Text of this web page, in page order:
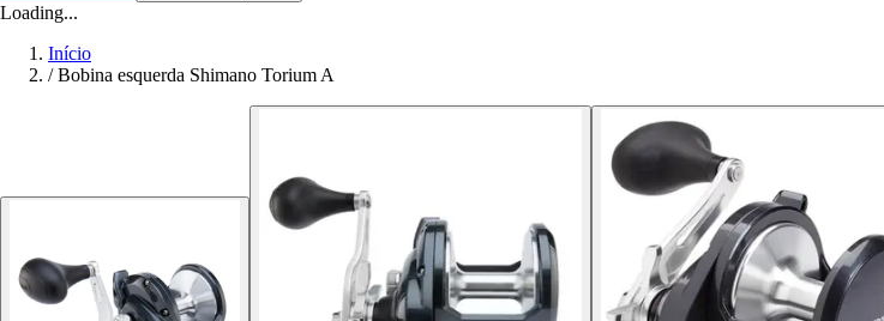
Loading...
Início
/ Bobina esquerda Shimano Torium A